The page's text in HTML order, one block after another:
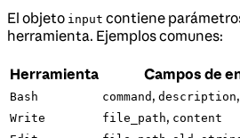
El objeto input contiene
herramienta. Ejemplos comunes:
Herramienta Campos de
Bash command , description,
Write
file_path, content